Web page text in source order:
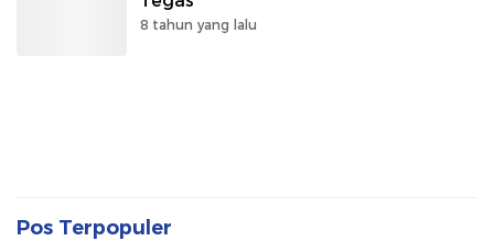
8 tahun yang lalu
Pos Terpopuler